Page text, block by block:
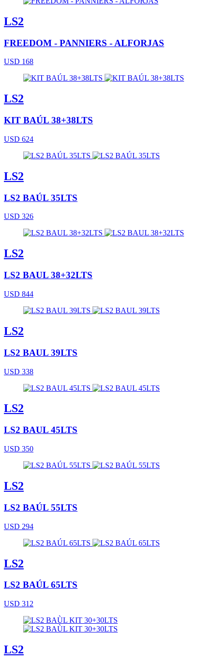
LS2
FREEDOM - PANNIERS - ALFORJAS
USD 168
LS2
KIT BAÚL 38+38LTS
USD 624
LS2
LS2 BAÚL 35LTS
USD 326
LS2
LS2 BAUL 38+32LTS
USD 844
LS2
LS2 BAUL 39LTS
USD 338
LS2
LS2 BAUL 45LTS
USD 350
LS2
LS2 BAÚL 55LTS
USD 294
LS2
LS2 BAÚL 65LTS
USD 312
LS2